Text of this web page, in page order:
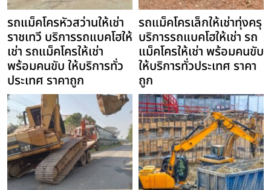
รถแม็คโครหัวสว่านให้เช่า
ราชเทวี บริการรถแบคโฮให้
เช่า รถแม็คโครให้เช่า
พร้อมคนขับ ให้บริการทั่ว
ประเทศ ราคาถูก
รถแม็คโครเล็กให้เช่าทุ่งครุ
บริการรถแบคโฮให้เช่า รถ
แม็คโครให้เช่า พร้อมคนขับ
ให้บริการทั่วประเทศ ราคา
ถูก